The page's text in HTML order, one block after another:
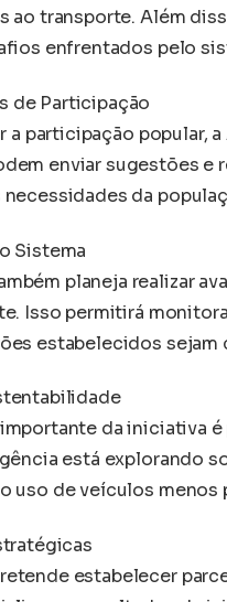
ao transporte. Além
enfrentados pelo
de Participação
a participação popular,
enviar sugestões e
necessidades da
Sistema
planeja realizar
Isso permitirá
estabelecidos sejam
da iniciativa
está explorando
uso de veículos menos
estabelecer